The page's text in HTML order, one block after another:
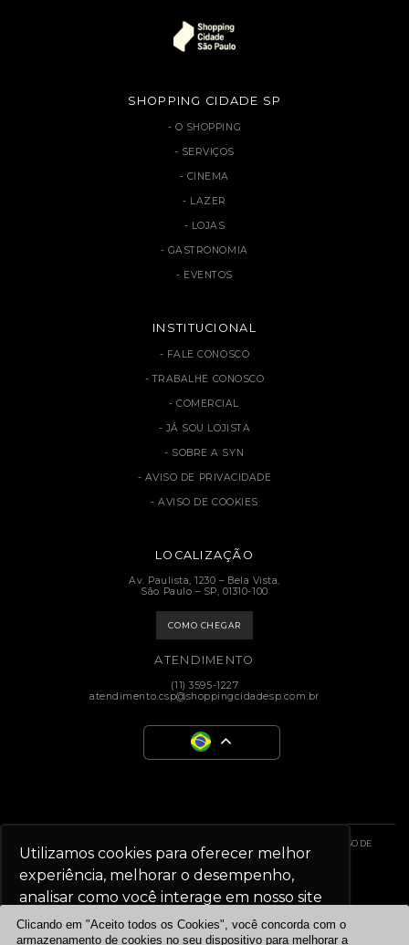
Utilizamos cookies para oferecer melhor
experiência, melhorar o desempenho,
analisar como você interage em nosso site
e personalizar conteúdo.
SHOPPING CIDADE SP
O SHOPPING
SERVIÇOS
CINEMA
LAZER
LOJAS
GASTRONOMIA
EVENTOS
INSTITUCIONAL
FALE CONOSCO
TRABALHE CONOSCO
COMERCIAL
JÁ SOU LOJISTA
SOBRE A SYN
AVISO DE PRIVACIDADE
AVISO DE COOKIES
LOCALIZAÇÃO
Av. Paulista, 1230 – Bela Vista,
São Paulo – SP, 01310-100
COMO CHEGAR
ATENDIMENTO
(11) 3595-1227
atendimento.csp@shoppingcidadesp.com.br
ESTE SITE USA COOKIES E DADOS PESSOAIS DE ACORDO COM OS NOSSO AVISO DE
PRIVACIDADE.
SHOPPING CIDADE SÃO PAULO
Clicando em "Aceito todos os Cookies", você concorda com o
armazenamento de cookies no seu dispositivo para melhorar a